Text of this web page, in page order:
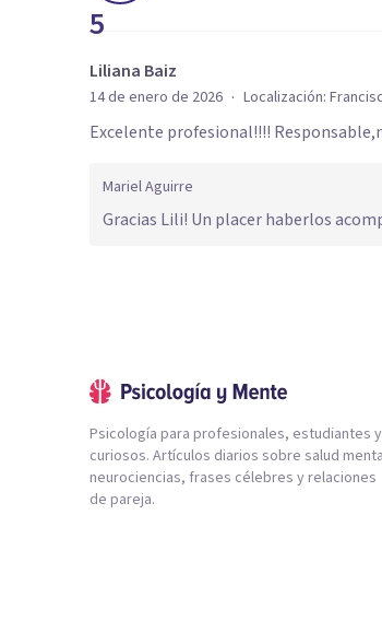
5
Liliana Baiz
14 de enero de 2026 · Localización:
Excelente profesional!!!!
Mariel Aguirre
Gracias Lili! Un placer haberlos
Psicología para profesionales, estudiantes y
curiosos. Artículos diarios sobre salud
neurociencias, frases célebres y relaciones
de pareja.